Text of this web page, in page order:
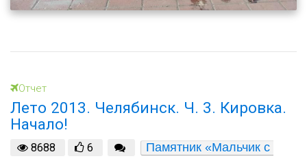
Отчет
Лето 2013. Челябинск. Ч. 3. Кировка.
Начало!
8688 6
Памятник «Мальчик с